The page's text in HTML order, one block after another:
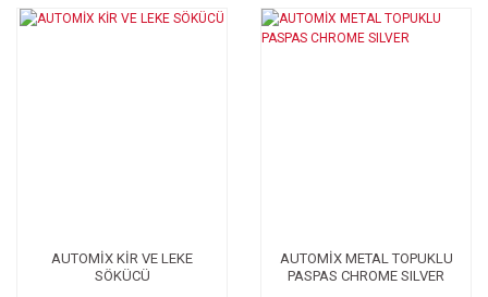
AUTOMİX KİR VE LEKE
SÖKÜCÜ
AUTOMİX METAL TOPUKLU
PASPAS CHROME SILVER